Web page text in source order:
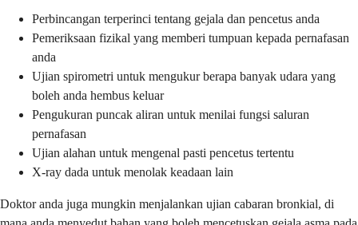
Perbincangan terperinci tentang gejala dan pencetus anda
Pemeriksaan fizikal yang memberi tumpuan kepada pernafasan
anda
Ujian spirometri untuk mengukur berapa banyak udara yang
boleh anda hembus keluar
Pengukuran puncak aliran untuk menilai fungsi saluran
pernafasan
Ujian alahan untuk mengenal pasti pencetus tertentu
X-ray dada untuk menolak keadaan lain
Doktor anda juga mungkin menjalankan ujian cabaran bronkial, di